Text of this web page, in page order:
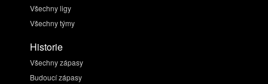
Všechny ligy
Všechny týmy
Historie
Všechny zápasy
Budoucí zápasy